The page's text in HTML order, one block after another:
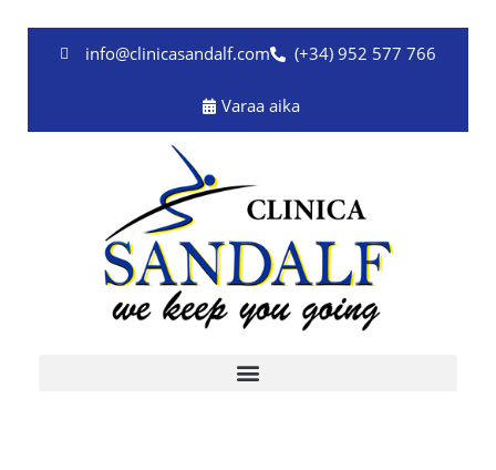
sisältöön info@clinicasandalf.com (+34) 952 577 766
Varaa aika